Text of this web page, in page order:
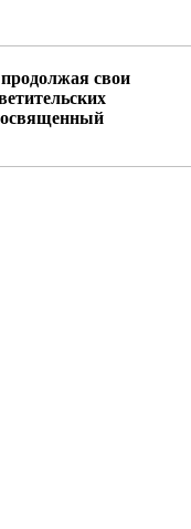
свои
етительских